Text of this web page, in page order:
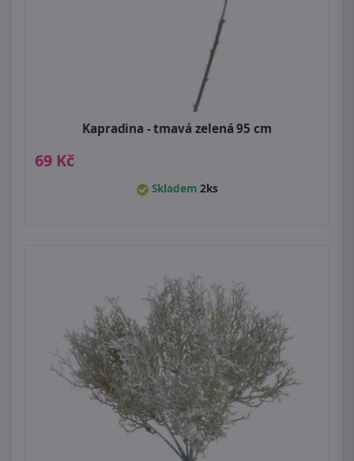
Kapradina - tmavá zelená 95 cm
69 Kč
Skladem 2ks